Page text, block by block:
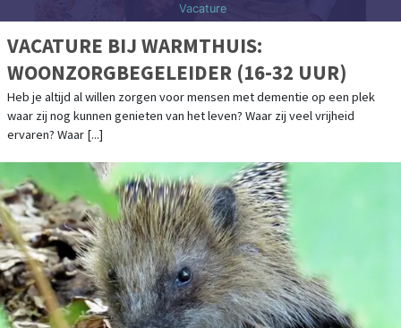
Vacature
VACATURE BIJ WARMTHUIS:
WOONZORGBEGELEIDER (16-32 UUR)
Heb je altijd al willen zorgen voor mensen met dementie op een plek
waar zij nog kunnen genieten van het leven? Waar zij veel vrijheid
ervaren? Waar [...]